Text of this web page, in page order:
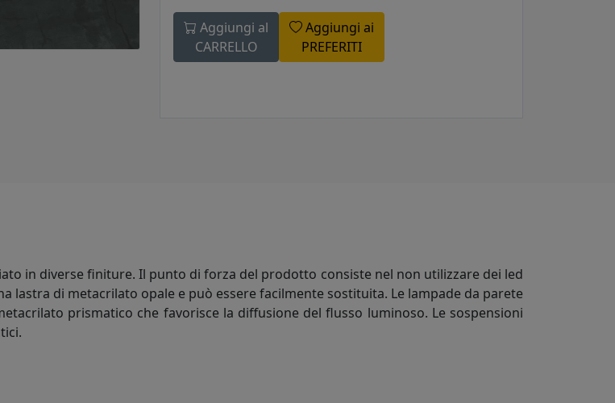
Aggiungi al
CARRELLO
Aggiungi ai
PREFERITI
in diverse finiture. Il punto di forza del prodotto consiste nel non utilizzare dei led
lastra di metacrilato opale e può essere facilmente sostituita. Le lampade da parete
prismatico che favorisce la diffusione del flusso luminoso. Le sospensioni